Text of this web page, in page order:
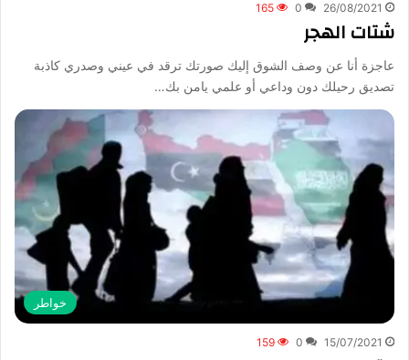
26/08/2021
0
165
شتات الهجر
عاجزة أنا عن وصف الشوق إليك صورتك ترقد في عيني وصدري كاذبة
تصديق رحيلك دون وداعي أو علمي يامن بك…
خواطر
15/07/2021
0
159